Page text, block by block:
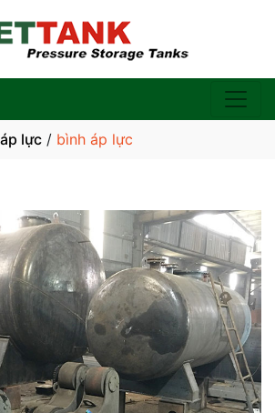
lực / bình áp lực